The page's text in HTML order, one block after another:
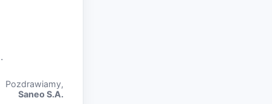
.
Pozdrawiamy,
Saneo S.A.